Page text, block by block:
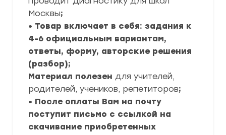
Москвы;
• Товар включает в себя: задания к
4-6 официальным вариантам,
ответы, форму, авторские решения
(разбор);
Материал полезен для учителей,
родителей, учеников, репетиторов;
• После оплаты Вам на почту
поступит письмо с ссылкой на
скачивание приобретенных